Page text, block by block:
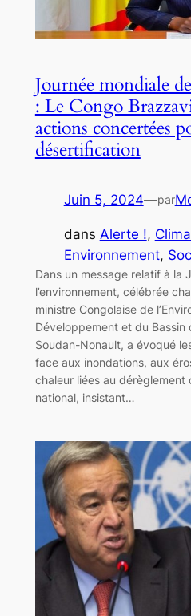
Journée mondiale
: Le Congo
actions concertées
désertification
Juin 5, 2024—par
dans Alerte !,
Environnement,
Dans un message relatif à la
l’environnement, célébrée
ministre Congolaise de
Développement et du Bassin
Soudan-Nonault, a évoqué
face aux inondations, aux
chaleur liées au dérèglement
national, insistant…